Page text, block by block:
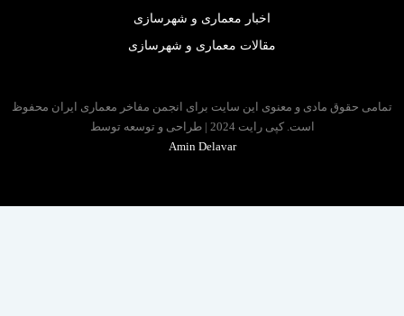
اخبار معماری و شهرسازی
مقالات معماری و شهرسازی
حقوق مادی و معنوی این سایت برای انجمن مفاخر معماری ایران محفوظ
است. کپی رایت 2024 | طراحی و توسعه توسط
Amin Delavar